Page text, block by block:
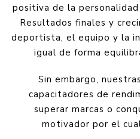
positiva de la
Resultados finales y
deportista, el equipo y la
igual de forma
Sin embargo,
capacitadores de
superar marcas o
motivador por el